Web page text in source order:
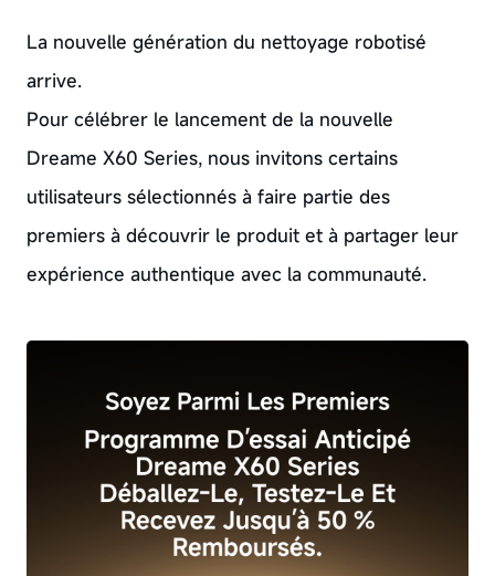
La nouvelle génération du nettoyage robotisé
arrive.
Pour célébrer le lancement de la nouvelle
Dreame X60 Series, nous invitons certains
utilisateurs sélectionnés à faire partie des
premiers à découvrir le produit et à partager leur
expérience authentique avec la communauté.